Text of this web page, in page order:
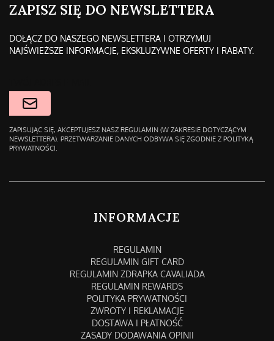
ZAPISZ SIĘ DO NEWSLETTERA
DOŁĄCZ DO NASZEGO NEWSLETTERA I OTRZYMUJ
NAJŚWIEŻSZE INFORMACJE, EKSKLUZYWNE OFERTY I RABATY.
ZAPISUJĄC SIĘ, AKCEPTUJESZ NASZ REGULAMIN (W ZAKRESIE DOTYCZĄCYM
NEWSLETTERA). PRZETWARZANIE DANYCH ODBYWA SIĘ ZGODNIE Z POLITYKĄ
PRYWATNOŚCI.
INFORMACJE
REGULAMIN
REGULAMIN GIFT CARD
REGULAMIN ZDRAPKA CAVALIADA
REGULAMIN REWARDS
POLITYKA PRYWATNOŚCI
ZWROTY I REKLAMACJE
DOSTAWA I PŁATNOŚĆ
ZASADY DODAWANIA OPINII